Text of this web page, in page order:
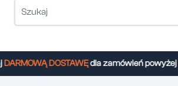
DOSTAWĘdla zamówień powyżej